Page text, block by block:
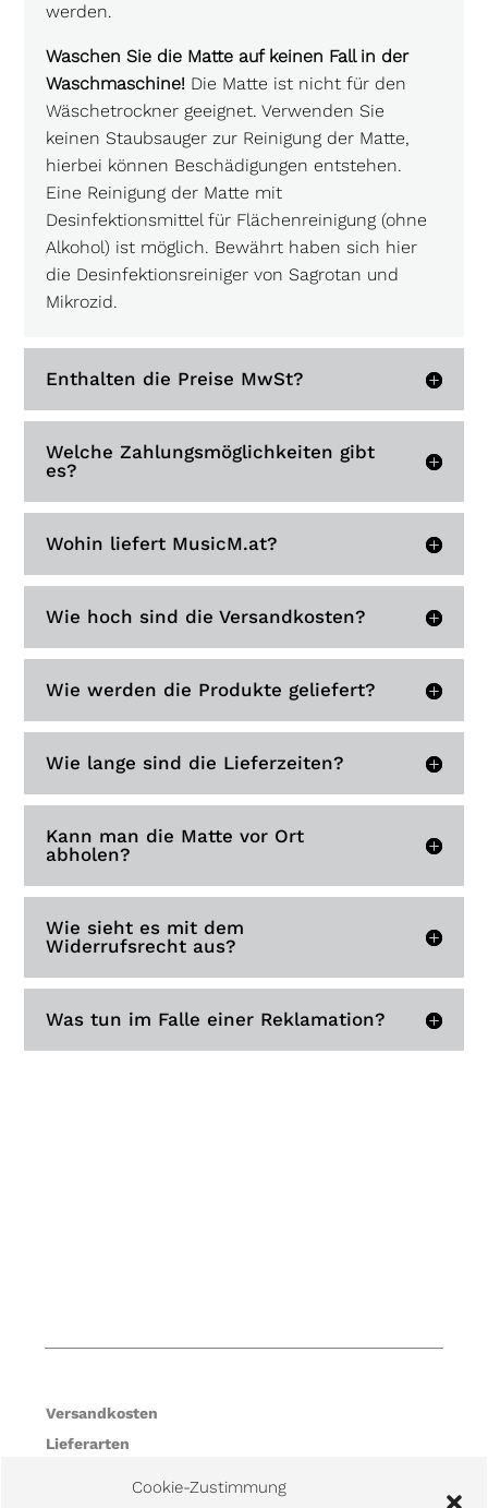
Cookie-Zustimmung
werden.
Waschen Sie die Matte auf keinen Fall in der
Waschmaschine! Die Matte ist nicht für den
Wäschetrockner geeignet. Verwenden Sie
keinen Staubsauger zur Reinigung der Matte,
hierbei können Beschädigungen entstehen.
Eine Reinigung der Matte mit
Desinfektionsmittel für Flächenreinigung (ohne
Alkohol) ist möglich. Bewährt haben sich hier
die Desinfektionsreiniger von Sagrotan und
Mikrozid.
Enthalten die Preise MwSt?
Welche Zahlungsmöglichkeiten gibt
es?
Wohin liefert MusicM.at?
Wie hoch sind die Versandkosten?
Wie werden die Produkte geliefert?
Wie lange sind die Lieferzeiten?
Kann man die Matte vor Ort
abholen?
Wie sieht es mit dem
Widerrufsrecht aus?
Was tun im Falle einer Reklamation?
Versandkosten
Lieferarten